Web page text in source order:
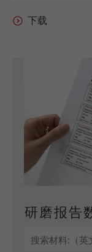
研磨报告